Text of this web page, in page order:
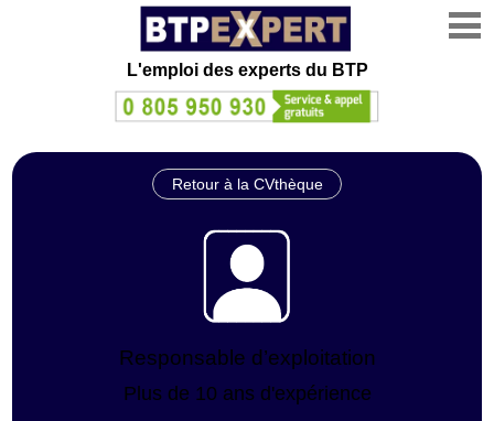
L'emploi des experts du BTP
Retour à la CVthèque
Responsable d’exploitation
Plus de 10 ans d'expérience